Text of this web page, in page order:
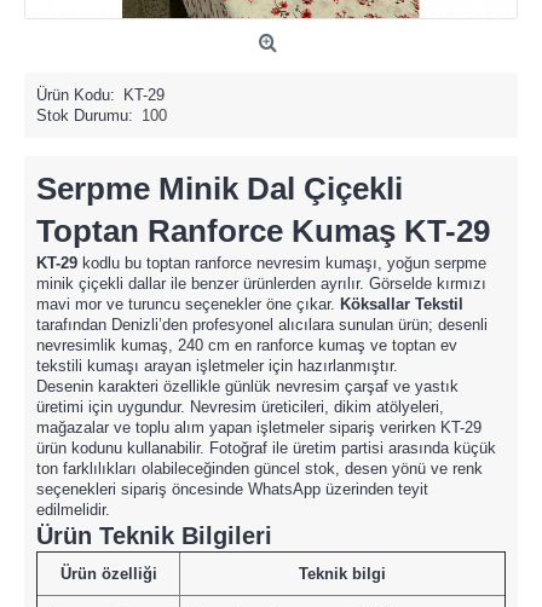
Ürün Kodu:
KT-29
Stok Durumu: 100
Serpme Minik Dal Çiçekli
Toptan Ranforce Kumaş KT-29
KT-29 kodlu bu toptan ranforce nevresim kumaşı, yoğun serpme
minik çiçekli dallar ile benzer ürünlerden ayrılır. Görselde kırmızı
mavi mor ve turuncu seçenekler öne çıkar. Köksallar Tekstil
tarafından Denizli’den profesyonel alıcılara sunulan ürün; desenli
nevresimlik kumaş, 240 cm en ranforce kumaş ve toptan ev
tekstili kumaşı arayan işletmeler için hazırlanmıştır.
Desenin karakteri özellikle günlük nevresim çarşaf ve yastık
üretimi için uygundur. Nevresim üreticileri, dikim atölyeleri,
mağazalar ve toplu alım yapan işletmeler sipariş verirken KT-29
ürün kodunu kullanabilir. Fotoğraf ile üretim partisi arasında küçük
ton farklılıkları olabileceğinden güncel stok, desen yönü ve renk
seçenekleri sipariş öncesinde WhatsApp üzerinden teyit
edilmelidir.
Ürün Teknik Bilgileri
Ürün özelliği Teknik bilgi